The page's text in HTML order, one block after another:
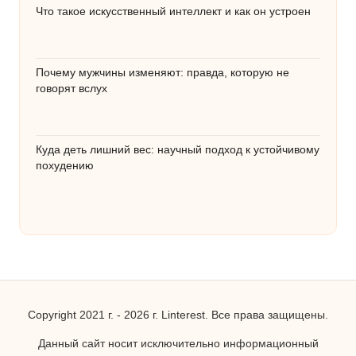
Что такое искусственный интеллект и как он устроен
Почему мужчины изменяют: правда, которую не
говорят вслух
Куда деть лишний вес: научный подход к устойчивому
похудению
Copyright 2021 г. - 2026 г. Linterest. Все права защищены.
Данный сайт носит исключительно информационный